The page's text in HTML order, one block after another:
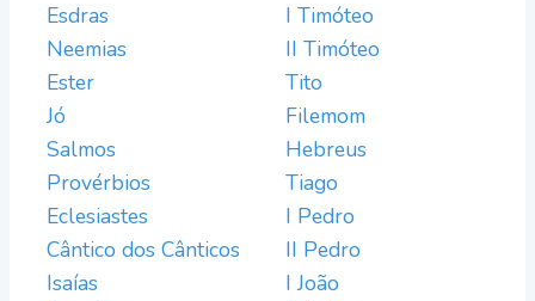
Esdras
Neemias
Ester
Jó
Salmos
Provérbios
Eclesiastes
Cântico dos Cânticos
Isaías
I Timóteo
II Timóteo
Tito
Filemom
Hebreus
Tiago
I Pedro
II Pedro
I João